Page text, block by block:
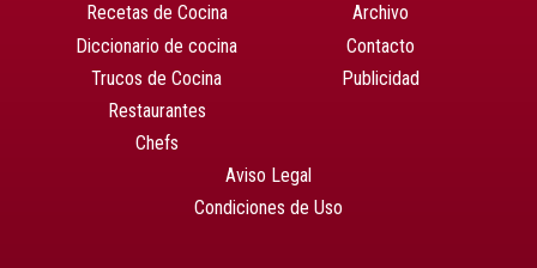
Recetas de Cocina
Diccionario de cocina
Trucos de Cocina
Restaurantes
Chefs
Archivo
Contacto
Publicidad
Aviso Legal
Condiciones de Uso